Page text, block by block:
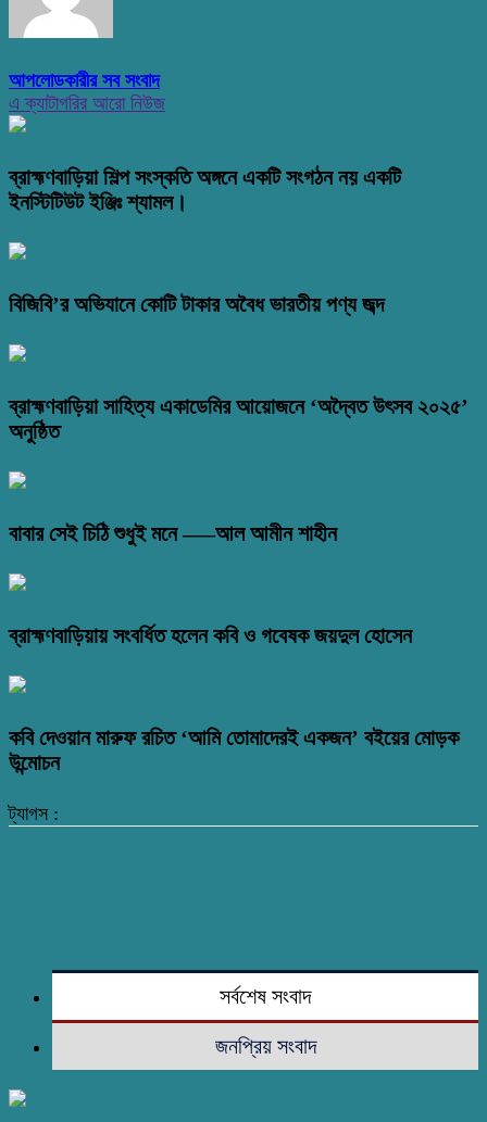
আপলোডকারীর সব সংবাদ
এ ক্যাটাগরির আরো নিউজ
ব্রাহ্মণবাড়িয়া শিল্প সংস্কতি অঙ্গনে একটি সংগঠন নয় একটি
ইনস্টিটিউট ইঞ্জিঃ শ্যামল।
বিজিবি’র অভিযানে কোটি টাকার অবৈধ ভারতীয় পণ্য জব্দ
ব্রাহ্মণবাড়িয়া সাহিত্য একাডেমির আয়োজনে ‘অদ্বৈত উৎসব ২০২৫’
অনুষ্ঠিত
বাবার সেই চিঠি শুধুই মনে —–আল আমীন শাহীন
ব্রাহ্মণবাড়িয়ায় সংবর্ধিত হলেন কবি ও গবেষক জয়দুল হোসেন
কবি দেওয়ান মারুফ রচিত ‘আমি তোমাদেরই একজন’ বইয়ের মোড়ক
উন্মোচন
ট্যাগস :
সর্বশেষ সংবাদ
জনপ্রিয় সংবাদ